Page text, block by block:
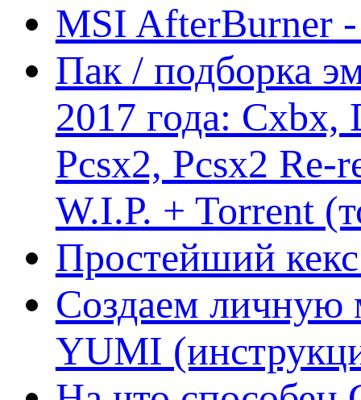
MSI AfterBurner
Пак / подборка
2017 года:
Pcsx2, Pcsx2
W.I.P. + Torrent
Простейший кекс
Создаем личную
YUMI